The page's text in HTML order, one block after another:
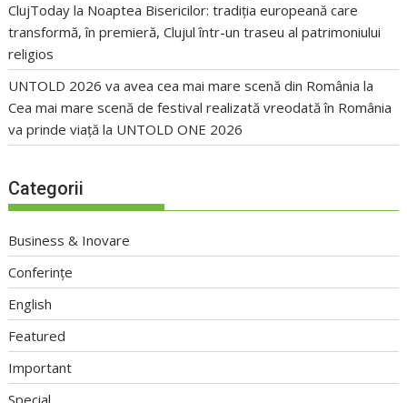
ClujToday la Noaptea Bisericilor: tradiția europeană care
transformă, în premieră, Clujul într-un traseu al patrimoniului
religios
UNTOLD 2026 va avea cea mai mare scenă din România la
Cea mai mare scenă de festival realizată vreodată în România
va prinde viață la UNTOLD ONE 2026
Categorii
Business & Inovare
Conferințe
English
Featured
Important
Special